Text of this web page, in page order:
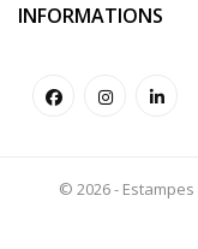
INFORMATIONS
© 2026 -